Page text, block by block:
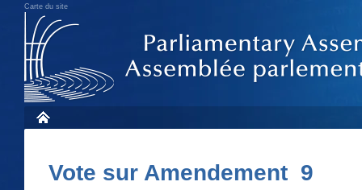
Carte du site
Vote sur Amendement 9